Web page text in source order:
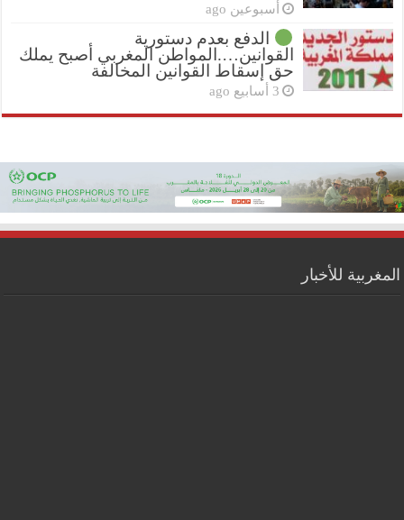
أسبوعين ago
الدفع بعدم دستورية
القوانين….المواطن المغربي أصبح يملك
حق إسقاط القوانين المخالفة
3 أسابيع ago
المغربية للأخبار